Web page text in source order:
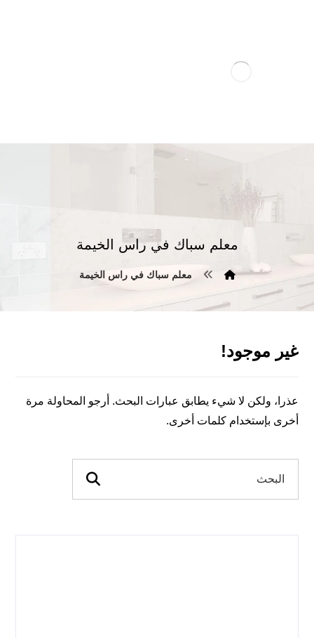
معلم سباك في راس الخيمة
معلم سباك في راس الخيمة
غير موجود!
عذرا، ولكن لا شيء يطابق عبارات البحث. أرجو المحاولة مرة
أخرى بإستخدام كلمات أخرى.